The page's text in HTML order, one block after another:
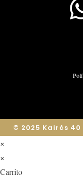
© 2025 Kairós
×
×
Carrito